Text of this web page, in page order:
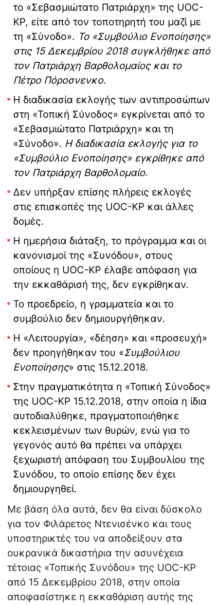
το «Σεβασμιώτατο Πατριάρχη» της UOC-
KP, είτε από τον τοποτηρητή του μαζί με
τη «Σύνοδο». Το «Συμβούλιο Ενοποίησης»
στις 15 Δεκεμβρίου 2018 συγκλήθηκε από
τον Πατριάρχη Βαρθολομαίος και το
Πέτρο Πόροσνενκο.
Η διαδικασία εκλογής των αντιπροσώπων
στη «Τοπική Σύνοδος» εγκρίνεται από το
«Σεβασμιώτατο Πατριάρχη» και τη
«Σύνοδο». Η διαδικασία εκλογής για το
«Συμβούλιο Ενοποίησης» εγκρίθηκε από
τον Πατριάρχη Βαρθολομαίο.
Δεν υπήρξαν επίσης πλήρεις εκλογές
στις επισκοπές της UOC-KP και άλλες
δομές.
Η ημερήσια διάταξη, το πρόγραμμα και οι
κανονισμοί της «Συνόδου», στους
οποίους η UOC-KP έλαβε απόφαση για
την εκκαθάρισή της, δεν εγκρίθηκαν.
Το προεδρείο, η γραμματεία και το
συμβούλιο δεν δημιουργήθηκαν.
Η «Λειτουργία», «δέηση» και «προσευχή»
δεν προηγήθηκαν του «Συμβούλιου
Ενοποίησης» στις 15.12.2018.
Στην πραγματικότητα η «Τοπική Σύνοδος»
της UOC-KP 15.12.2018, στην οποία η ίδια
αυτοδιαλύθηκε, πραγματοποιήθηκε
κεκλεισμένων των θυρών, ενώ για το
γεγονός αυτό θα πρέπει να υπάρχει
ξεχωριστή απόφαση του Συμβουλίου της
Συνόδου, το οποίο επίσης δεν έχει
δημιουργηθεί.
Με βάση όλα αυτά, δεν θα είναι δύσκολο
για τον Φιλάρετος Ντενισένκο και τους
υποστηρικτές του να αποδείξουν στα
ουκρανικά δικαστήρια την ασυνέχεια
τέτοιας «Τοπικής Συνόδου» της UOC-KP
από 15 Δεκεμβρίου 2018, στην οποία
αποφασίστηκε η εκκαθάριση αυτής της